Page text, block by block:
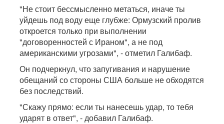
"Не стоит бессмысленно метаться, иначе ты
уйдешь под воду еще глубже: Ормузский пролив
откроется только при выполнении
"договоренностей с Ираном", а не под
американскими угрозами", - отметил Галибаф.
Он подчеркнул, что запугивания и нарушение
обещаний со стороны США больше не обходятся
без последствий.
"Скажу прямо: если ты нанесешь удар, то тебя
ударят в ответ", - добавил Галибаф.